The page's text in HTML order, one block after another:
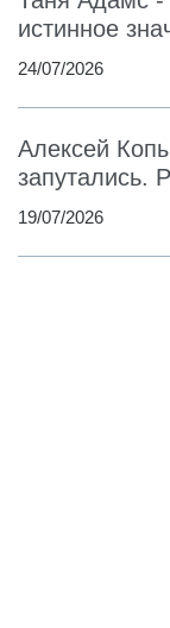
истинное
24/07/2026
Алексей
запутались.
19/07/2026